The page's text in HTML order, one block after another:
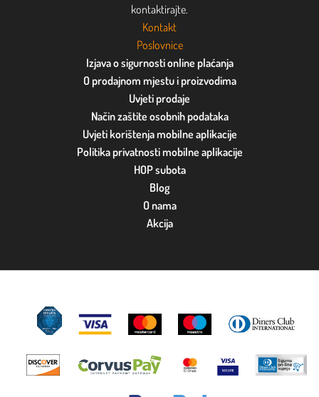
kontaktirajte.
Kontakt
Poslovnice
Izjava o sigurnosti online plaćanja
O prodajnom mjestu i proizvodima
Uvjeti prodaje
Način zaštite osobnih podataka
Uvjeti korištenja mobilne aplikacije
Politika privatnosti mobilne aplikacije
HOP subota
Blog
O nama
Akcija